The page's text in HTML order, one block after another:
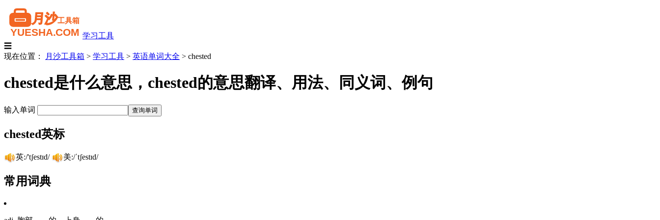
学习工具
☰
现在位置：
月沙工具箱 > 学习工具 > 英语单词大全 > chested
chested是什么意思，chested的意思翻译、用法、同义词、例句
输入单词
chested英标
英:/'tʃestɪd/ 美:/ˈtʃestɪd/
常用词典